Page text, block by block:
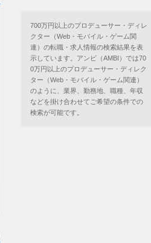
700万円以上のプロデューサー・ディレ
クター（Web・モバイル・ゲーム関
連）の転職・求人情報の検索結果を表
示しています。アンビ（AMBI）では70
0万円以上のプロデューサー・ディレク
ター（Web・モバイル・ゲーム関連）
のように、業界、勤務地、職種、年収
などを掛け合わせてご希望の条件での
検索が可能です。